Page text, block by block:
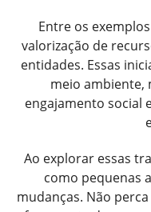
Entre os
valorização de
entidades. Essas
meio ambiente,
engajamento social
Ao explorar essas
como pequenas
mudanças. Não